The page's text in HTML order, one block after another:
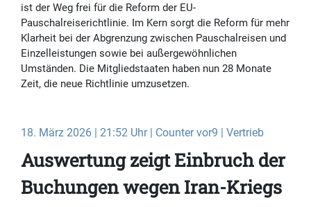
ist der Weg frei für die Reform der EU-
Pauschalreiserichtlinie. Im Kern sorgt die Reform für mehr
Klarheit bei der Abgrenzung zwischen Pauschalreisen und
Einzelleistungen sowie bei außergewöhnlichen
Umständen. Die Mitgliedstaaten haben nun 28 Monate
Zeit, die neue Richtlinie umzusetzen.
18. März 2026 | 21:52 Uhr | Counter vor9 | Vertrieb
Auswertung zeigt Einbruch der
Buchungen wegen Iran-Kriegs